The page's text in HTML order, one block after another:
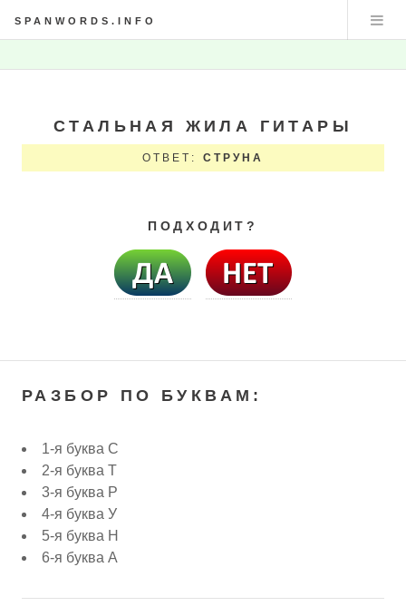
SPANWORDS.INFO
СТАЛЬНАЯ ЖИЛА ГИТАРЫ
ОТВЕТ: СТРУНА
ПОДХОДИТ?
РАЗБОР ПО БУКВАМ:
1-я буква С
2-я буква Т
3-я буква Р
4-я буква У
5-я буква Н
6-я буква А